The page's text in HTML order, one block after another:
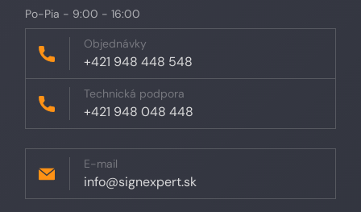
Po-Pia - 9:00 - 16:00
Objednávky
+421 948 448 548
Technická podpora
+421 948 048 448
E-mail
info@signexpert.sk